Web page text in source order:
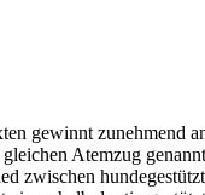
gewinnt zunehmend
Atemzug
zwischen